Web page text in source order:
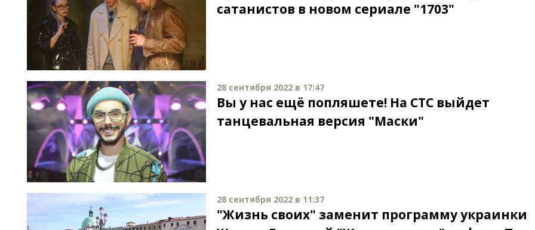
сатанистов в новом сериале "1703"
28 сентября 2022 в 17:47
Вы у нас ещё попляшете! На СТС выйдет
танцевальная версия "Маски"
28 сентября 2022 в 11:37
"Жизнь своих" заменит программу украинки